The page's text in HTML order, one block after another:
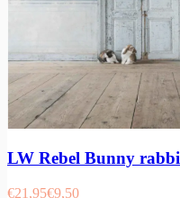
LW Rebel Bunny
€21,95€9,50